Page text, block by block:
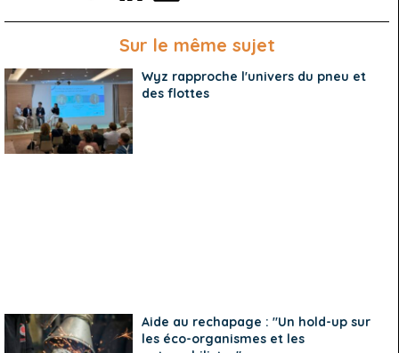
Sur le même sujet
Wyz rapproche l'univers du pneu et
des flottes
Aide au rechapage : "Un hold-up sur
les éco-organismes et les